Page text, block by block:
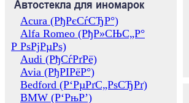
Автостекла для иномарок
Acura (РђРєСѓСЂР°)
Alfa Romeo (РђР»СЊС„Р°
Р РѕРјРµРѕ)
Audi (РђСѓРґРё)
Avia (РђРІРёР°)
Bedford (Р‘РµРґС„РѕСЂРґ)
BMW (Р‘РњР’)